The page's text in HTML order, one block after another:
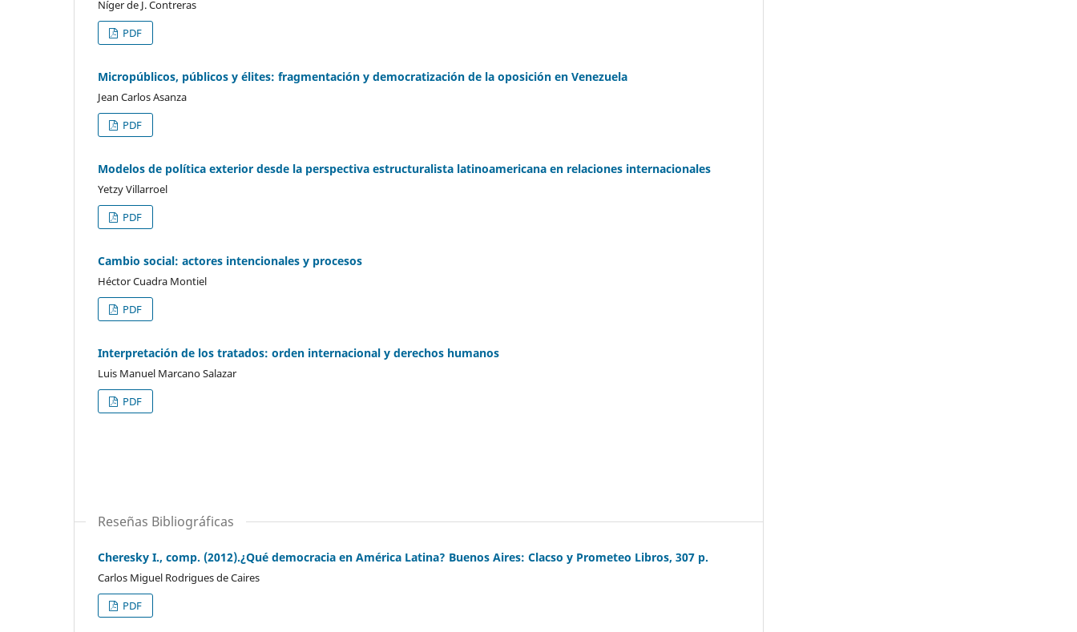
Níger de J. Contreras
PDF
Micropúblicos, públicos y élites: fragmentación y democratización de la oposición en Venezuela
Jean Carlos Asanza
PDF
Modelos de política exterior desde la perspectiva estructuralista latinoamericana en relaciones internacionales
Yetzy Villarroel
PDF
Cambio social: actores intencionales y procesos
Héctor Cuadra Montiel
PDF
Interpretación de los tratados: orden internacional y derechos humanos
Luis Manuel Marcano Salazar
PDF
Reseñas Bibliográficas
Cheresky I., comp. (2012).¿Qué democracia en América Latina? Buenos Aires: Clacso y Prometeo Libros, 307 p.
Carlos Miguel Rodrigues de Caires
PDF